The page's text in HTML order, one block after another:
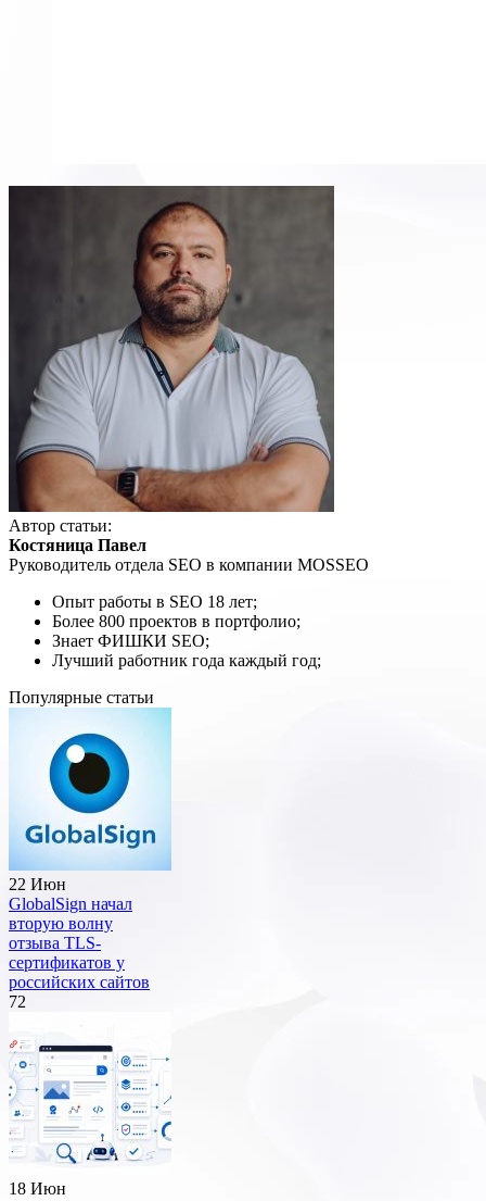
Автор статьи:
Костяница Павел
Руководитель отдела SEO в компании MOSSEO
Опыт работы в SEO 18 лет;
Более 800 проектов в портфолио;
Знает ФИШКИ SEO;
Лучший работник года каждый год;
Популярные статьи
22 Июн
GlobalSign начал
вторую волну
отзыва TLS-
сертификатов у
российских сайтов
72
18 Июн